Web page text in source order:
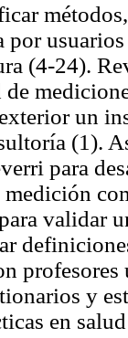
(4-24).
de
un
(1).
para
validar
y
en